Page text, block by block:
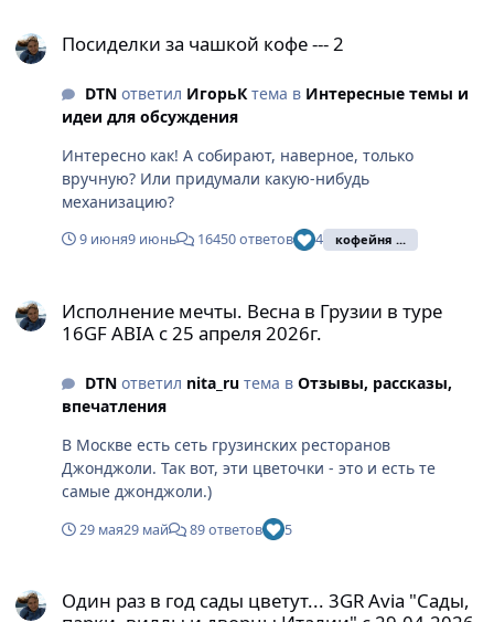
Посиделки за чашкой кофе --- 2
DTNответил ИгорьКтема в Интересные темы и
идеи для обсуждения
Интересно как! А собирают, наверное, только
вручную? Или придумали какую-нибудь
механизацию?
9 июня9 июнь 16450 ответов 4 кофейня ...
Исполнение мечты. Весна в Грузии в туре
16GF ABIA с 25 апреля 2026г.
DTNответил nita_ruтема в Отзывы, рассказы,
впечатления
В Москве есть сеть грузинских ресторанов
Джонджоли. Так вот, эти цветочки - это и есть те
самые джонджоли.)
29 мая29 май 89 ответов 5
Один раз в год сады цветут... 3GR Avia "Сады,